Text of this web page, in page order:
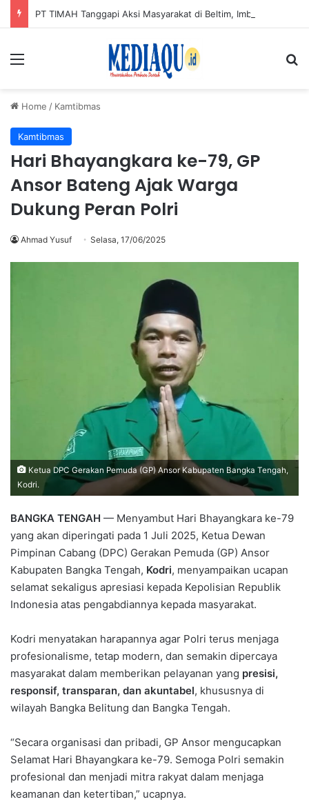
Menu
Home / Kamtibmas
Kamtibmas
Hari Bhayangkara ke-79, GP
Ansor Bateng Ajak Warga
Dukung Peran Polri
Ahmad Yusuf Selasa, 17/06/2025
Ketua DPC Gerakan Pemuda (GP) Ansor Kabupaten Bangka Tengah,
Kodri.
BANGKA TENGAH — Menyambut Hari Bhayangkara ke-79
yang akan diperingati pada 1 Juli 2025, Ketua Dewan
Pimpinan Cabang (DPC) Gerakan Pemuda (GP) Ansor
Kabupaten Bangka Tengah, Kodri, menyampaikan ucapan
selamat sekaligus apresiasi kepada Kepolisian Republik
Indonesia atas pengabdiannya kepada masyarakat.
Kodri menyatakan harapannya agar Polri terus menjaga
profesionalisme, tetap modern, dan semakin dipercaya
masyarakat dalam memberikan pelayanan yang presisi,
responsif, transparan, dan akuntabel, khususnya di
wilayah Bangka Belitung dan Bangka Tengah.
“Secara organisasi dan pribadi, GP Ansor mengucapkan
Selamat Hari Bhayangkara ke-79. Semoga Polri semakin
profesional dan menjadi mitra rakyat dalam menjaga
keamanan dan ketertiban,” ucapnya.